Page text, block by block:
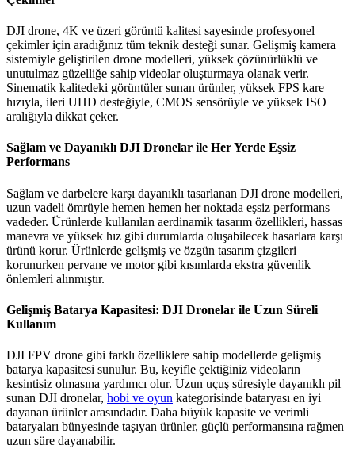
DJI drone, 4K ve üzeri görüntü kalitesi sayesinde profesyonel
çekimler için aradığınız tüm teknik desteği sunar. Gelişmiş kamera
sistemiyle geliştirilen drone modelleri, yüksek çözünürlüklü ve
unutulmaz güzelliğe sahip videolar oluşturmaya olanak verir.
Sinematik kalitedeki görüntüler sunan ürünler, yüksek FPS kare
hızıyla, ileri UHD desteğiyle, CMOS sensörüyle ve yüksek ISO
aralığıyla dikkat çeker.
Sağlam ve Dayanıklı DJI Dronelar ile Her Yerde Eşsiz
Performans
Sağlam ve darbelere karşı dayanıklı tasarlanan DJI drone modelleri,
uzun vadeli ömrüyle hemen hemen her noktada eşsiz performans
vadeder. Ürünlerde kullanılan aerdinamik tasarım özellikleri, hassas
manevra ve yüksek hız gibi durumlarda oluşabilecek hasarlara karşı
ürünü korur. Ürünlerde gelişmiş ve özgün tasarım çizgileri
korunurken pervane ve motor gibi kısımlarda ekstra güvenlik
önlemleri alınmıştır.
Gelişmiş Batarya Kapasitesi: DJI Dronelar ile Uzun Süreli
Kullanım
DJI FPV drone gibi farklı özelliklere sahip modellerde gelişmiş
batarya kapasitesi sunulur. Bu, keyifle çektiğiniz videoların
kesintisiz olmasına yardımcı olur. Uzun uçuş süresiyle dayanıklı pil
sunan DJI dronelar, hobi ve oyun kategorisinde bataryası en iyi
dayanan ürünler arasındadır. Daha büyük kapasite ve verimli
bataryaları bünyesinde taşıyan ürünler, güçlü performansına rağmen
uzun süre dayanabilir.